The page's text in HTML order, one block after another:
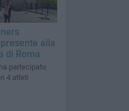
alla
di Roma
partecipato
4 atleti